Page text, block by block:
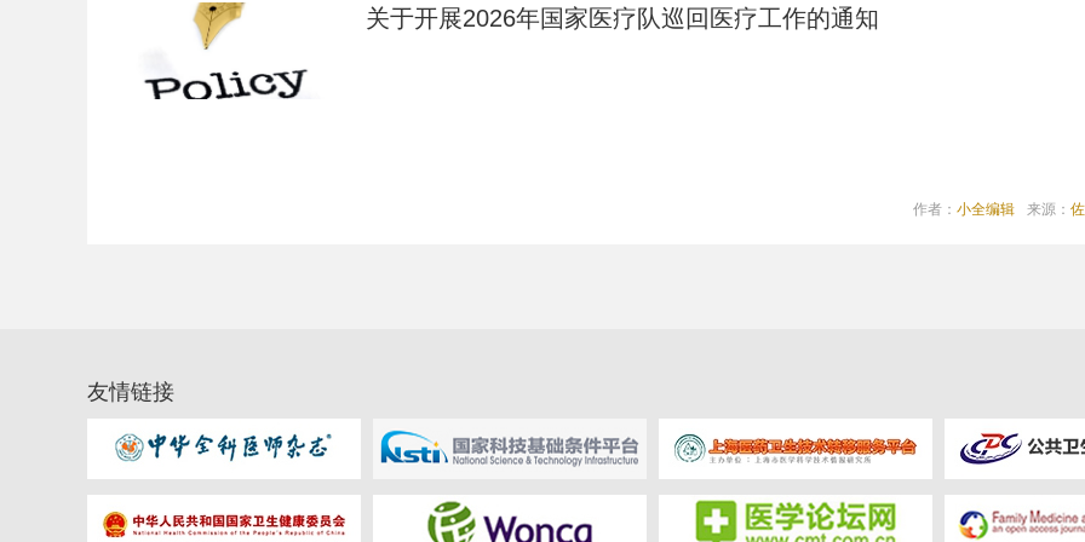
关于开展2026年国家医疗队巡回医疗工作的通知
作者： 小全编辑 来源：
友情链接